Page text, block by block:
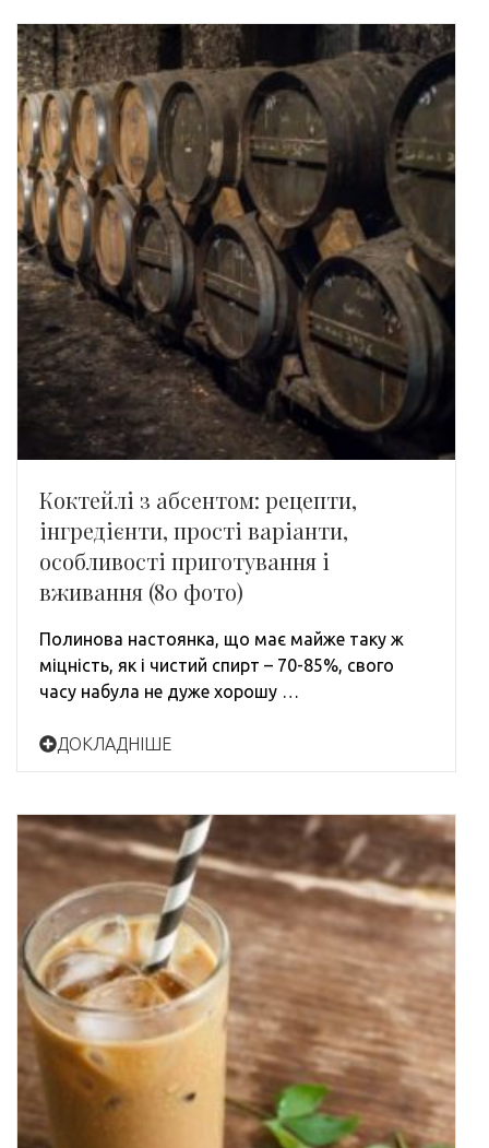
Коктейлі з абсентом: рецепти,
інгредієнти, прості варіанти,
особливості приготування і
вживання (80 фото)
Полинова настоянка, що має майже таку ж
міцність, як і чистий спирт – 70-85%, свого
часу набула не дуже хорошу …
ДОКЛАДНІШЕ